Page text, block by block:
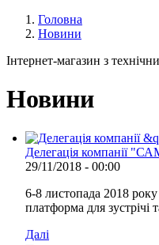
Головна
Новини
Інтернет-магазин з
Новини
Делегація компанії
29/11/2018 - 00:00
6-8 листопада 2018 року
платформа для зустрічі
Далі